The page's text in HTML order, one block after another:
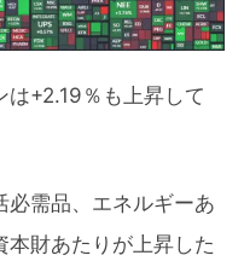
は+2.19％も上昇して
必需品、エネルギーあ
本財あたりが上昇した